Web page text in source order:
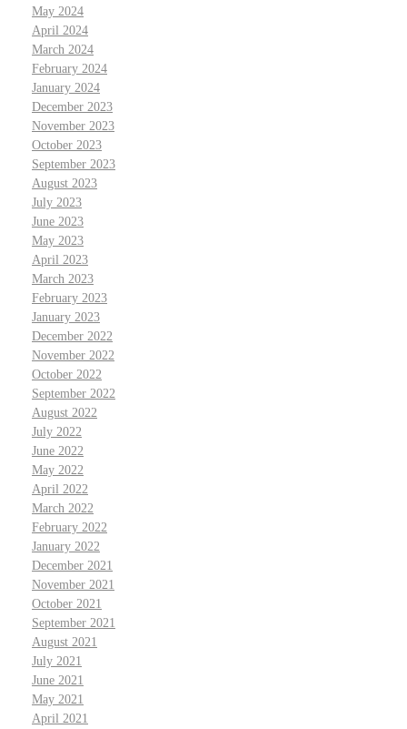
May 2024
April 2024
March 2024
February 2024
January 2024
December 2023
November 2023
October 2023
September 2023
August 2023
July 2023
June 2023
May 2023
April 2023
March 2023
February 2023
January 2023
December 2022
November 2022
October 2022
September 2022
August 2022
July 2022
June 2022
May 2022
April 2022
March 2022
February 2022
January 2022
December 2021
November 2021
October 2021
September 2021
August 2021
July 2021
June 2021
May 2021
April 2021